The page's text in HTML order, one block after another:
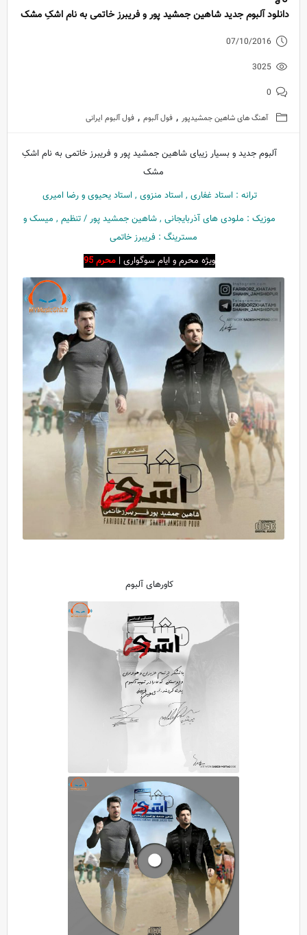
دانلود آلبوم جدید شاهین جمشید پور و فریبرز خاتمی به نام اشکِ مشک
07/10/2016
3025
0
آهنگ های شاهین جمشیدپور , فول آلبوم , فول آلبوم ایرانی
آلبوم جدید و بسیار زیبای شاهین جمشید پور و فریبرز خاتمی به نام اشکِ
مشک
ترانه : استاد غفاری , استاد منزوی , استاد یحیوی و رضا امیری
موزیک : ملودی های آذربایجانی , شاهین جمشید پور / تنظیم , میسک و
مسترینگ : فریبرز خاتمی
ویژه محرم و ایام سوگواری | محرم 95
کاورهای آلبوم